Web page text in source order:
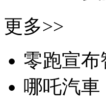
更多>>
零跑宣
哪吒汽車